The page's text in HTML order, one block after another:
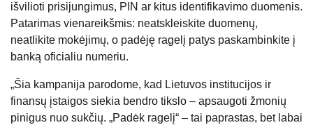
išvilioti prisijungimus, PIN ar kitus identifikavimo duomenis.
Patarimas vienareikšmis: neatskleiskite duomenų,
neatlikite mokėjimų, o padėję ragelį patys paskambinkite į
banką oficialiu numeriu.
„Šia kampanija parodome, kad Lietuvos institucijos ir
finansų įstaigos siekia bendro tikslo – apsaugoti žmonių
pinigus nuo sukčių. „Padėk ragelį“ – tai paprastas, bet labai